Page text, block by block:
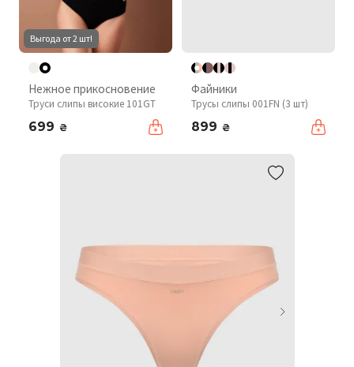
Выгода от 2 шт!
Нежное прикосновение
Труси слипы високие 101GT
699 ₴
Файники
Трусы слипы 001FN (3 шт)
899 ₴